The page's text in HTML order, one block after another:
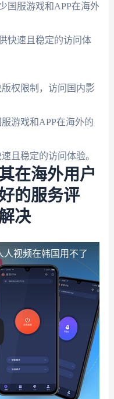
国服游戏和APP在海外
快速且稳定的访问体
权限制，访问国内影
游戏和APP在海外的
且稳定的访问体验。
在海外用户
的服务评
决
人视频在韩国用不了